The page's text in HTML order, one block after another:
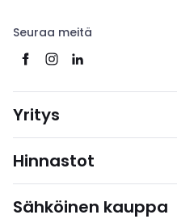
Seuraa meitä
Yritys
Hinnastot
Sähköinen kauppa